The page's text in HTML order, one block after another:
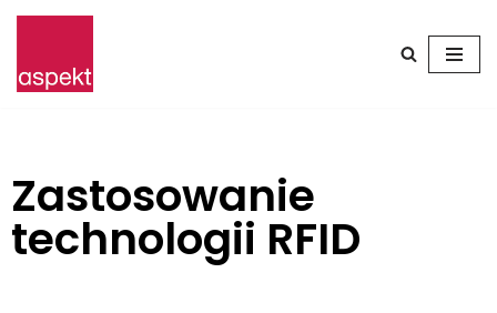
do
Zastosowanie
technologii RFID